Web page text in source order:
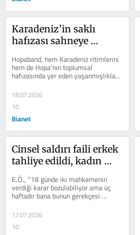
Karadeniz’in saklı
hafızası sahneye
Hopaband!
Hopaband, hem Karadeniz ritimlerini
hem de Hopa’nın toplumsal
hafızasında yer eden yaşanmışlıkları,
unutulmaz sanatçıları ve kadim...
18.07.2026
10
Bianet
Cinsel saldırı faili erkek
tahliye edildi, kadın
öğrendi
E.Ö., “18 günde iki mahkemenin
verdiği karar bozulabiliyor ama üç
haftadır bana bunun gerekçesi
sunulmuyor. Tebliğnameye dair bir
evrak...
17.07.2026
10